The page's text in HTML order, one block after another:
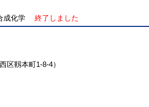
成化学 終了しました
靱本町1-8-4）